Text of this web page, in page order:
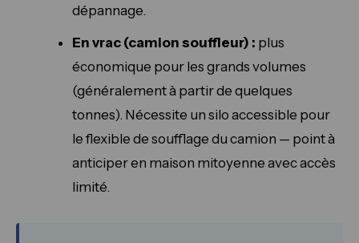
dépannage.
En vrac (camion souffleur) : plus
économique pour les grands volumes
(généralement à partir de quelques
tonnes). Nécessite un silo accessible pour
le flexible de soufflage du camion — point à
anticiper en maison mitoyenne avec accès
limité.